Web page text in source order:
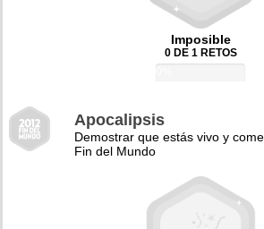
Imposible
0 DE 1 RETOS
Apocalipsis
Demostrar que estás vivo y
Fin del Mundo